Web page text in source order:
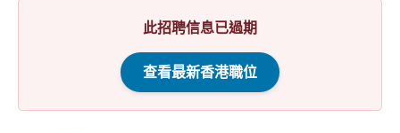
此招聘信息已過期
查看最新香港職位